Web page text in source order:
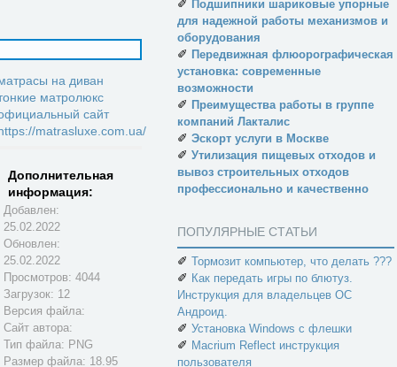
на диван
матролюкс
сайт
matrasluxe.com.ua/
Дополнительная
информация:
Добавлен:
25.02.2022
Обновлен:
25.02.2022
Просмотров: 4044
Загрузок: 12
Версия файла:
Сайт автора:
Тип файла: PNG
Размер файла: 18.95
✐ Подшипники шариковые упорные
для надежной работы механизмов и
оборудования
✐ Передвижная флюорографическая
установка: современные
возможности
✐ Преимущества работы в группе
компаний Лакталис
✐ Эскорт услуги в Москве
✐ Утилизация пищевых отходов и
вывоз строительных отходов
профессионально и качественно
ПОПУЛЯРНЫЕ СТАТЬИ
✐ Тормозит компьютер, что делать ???
✐ Как передать игры по блютуз.
Инструкция для владельцев ОС
Андроид.
✐ Установка Windows с флешки
✐ Macrium Reflect инструкция
пользователя